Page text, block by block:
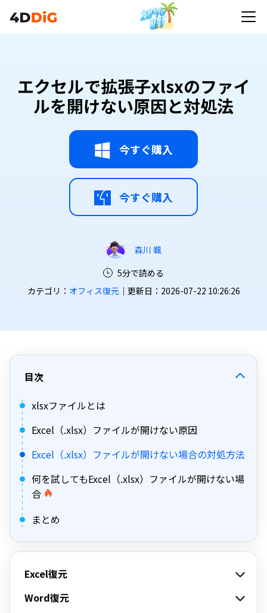
エクセルで拡張子xlsxのファイ
ルを開けない原因と対処法
今すぐ購入
今すぐ購入
森川 颯
5分で読める
カテゴリ： オフィス復元｜更新日：2026-07-22 10:26:26
目次
xlsxファイルとは
Excel（.xlsx）ファイルが開けない原因
Excel（.xlsx）ファイルが開けない場合の対処方法
何を試してもExcel（.xlsx）ファイルが開けない場
合
まとめ
Excel復元
Word復元